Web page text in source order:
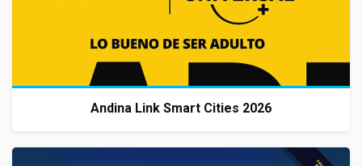
Andina Link Smart Cities 2026